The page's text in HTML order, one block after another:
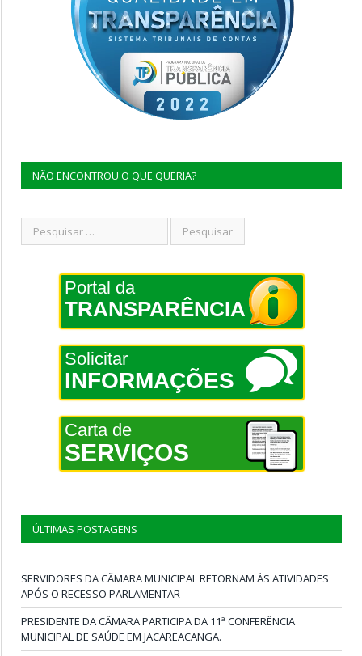
NÃO ENCONTROU O QUE QUERIA?
Portal da
TRANSPARÊNCIA
Solicitar
INFORMAÇÕES
Carta de
SERVIÇOS
ÚLTIMAS POSTAGENS
SERVIDORES DA CÂMARA MUNICIPAL RETORNAM ÀS ATIVIDADES
APÓS O RECESSO PARLAMENTAR
PRESIDENTE DA CÂMARA PARTICIPA DA 11ª CONFERÊNCIA
MUNICIPAL DE SAÚDE EM JACAREACANGA.